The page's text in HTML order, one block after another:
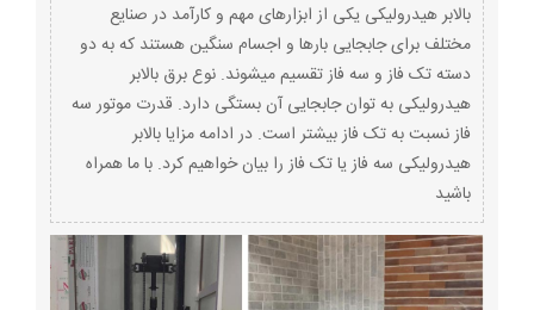
بالابر هیدرولیکی یکی از ابزارهای مهم و کارآمد در صنایع
مختلف برای جابجایی بارها و اجسام سنگین هستند که به دو
دسته تک فاز و سه فاز تقسیم میشوند. نوع برق بالابر
هیدرولیکی به توان جابجایی آن بستگی دارد. قدرت موتور سه
فاز نسبت به تک فاز بیشتر است. در ادامه مزایا بالابر
هیدرولیکی سه فاز یا تک فاز را بیان خواهیم کرد. با ما همراه
باشید